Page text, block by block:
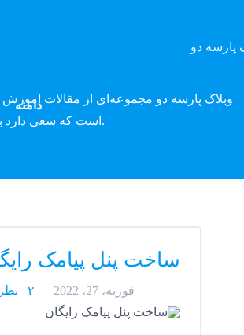
دامنهوبلاگ پارسه دو مجموعه‌ای از مقالات
است که سعی دارد بهترین مقالات در این زمینه ارائه دهد.
ساخت پنل پیامک
فوریه، 27، 2022
۲ نظر